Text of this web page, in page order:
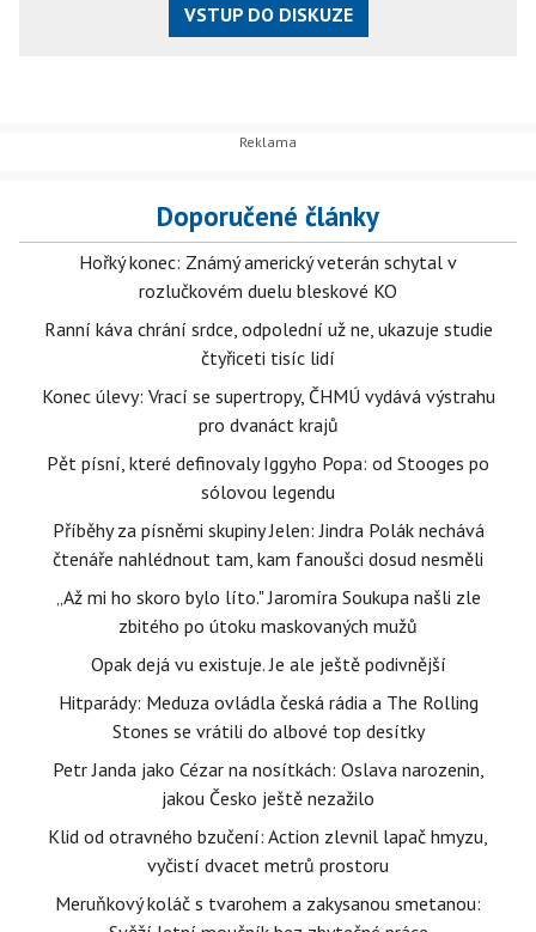
VSTUP DO DISKUZE
Doporučené články
Hořký konec: Známý americký veterán schytal v
rozlučkovém duelu bleskové KO
Ranní káva chrání srdce, odpolední už ne, ukazuje studie
čtyřiceti tisíc lidí
Konec úlevy: Vrací se supertropy, ČHMÚ vydává výstrahu
pro dvanáct krajů
Pět písní, které definovaly Iggyho Popa: od Stooges po
sólovou legendu
Příběhy za písněmi skupiny Jelen: Jindra Polák nechává
čtenáře nahlédnout tam, kam fanoušci dosud nesměli
„Až mi ho skoro bylo líto." Jaromíra Soukupa našli zle
zbitého po útoku maskovaných mužů
Opak dejá vu existuje. Je ale ještě podivnější
Hitparády: Meduza ovládla česká rádia a The Rolling
Stones se vrátili do albové top desítky
Petr Janda jako Cézar na nosítkách: Oslava narozenin,
jakou Česko ještě nezažilo
Klid od otravného bzučení: Action zlevnil lapač hmyzu,
vyčistí dvacet metrů prostoru
Meruňkový koláč s tvarohem a zakysanou smetanou: